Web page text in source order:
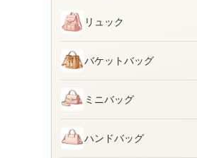
リュック
バケットバッグ
ミニバッグ
ハンドバッグ